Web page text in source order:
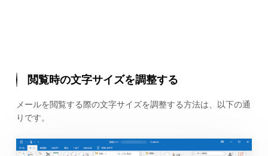
閲覧時の文字サイズを調整する
メールを閲覧する際の文字サイズを調整する方法は、以下の通
りです。